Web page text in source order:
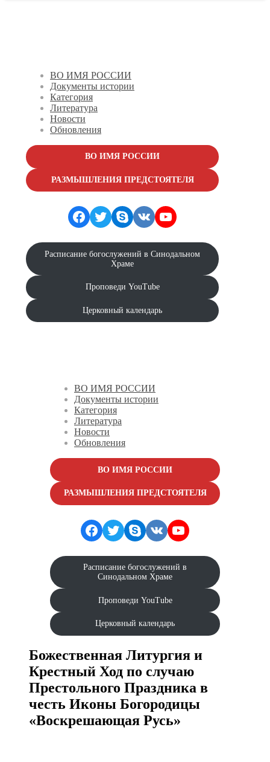
ВО ИМЯ РОССИИ
Документы истории
Категория
Литература
Новости
Обновления
ВО ИМЯ РОССИИ
РАЗМЫШЛЕНИЯ ПРЕДСТОЯТЕЛЯ
Facebook
Twitter
Skype
VKYouTube
Расписание богослужений в Синодальном
Храме
Проповеди YouTube
Церковный календарь
ВО ИМЯ РОССИИ
Документы истории
Категория
Литература
Новости
Обновления
ВО ИМЯ РОССИИ
РАЗМЫШЛЕНИЯ ПРЕДСТОЯТЕЛЯ
Facebook
Twitter
Skype
VKYouTube
Расписание богослужений в
Синодальном Храме
Проповеди YouTube
Церковный календарь
Божественная Литургия и
Крестный Ход по случаю
Престольного Праздника в
честь Иконы Богородицы
«Воскрешающая Русь»